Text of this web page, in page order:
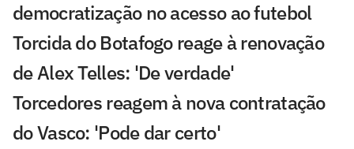
democratização no acesso ao futebol
Torcida do Botafogo reage à renovação
de Alex Telles: 'De verdade'
Torcedores reagem à nova contratação
do Vasco: 'Pode dar certo'